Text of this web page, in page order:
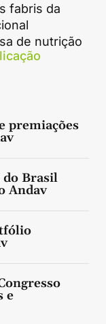
fabris da
de nutrição
premiações
Brasil
Andav
e